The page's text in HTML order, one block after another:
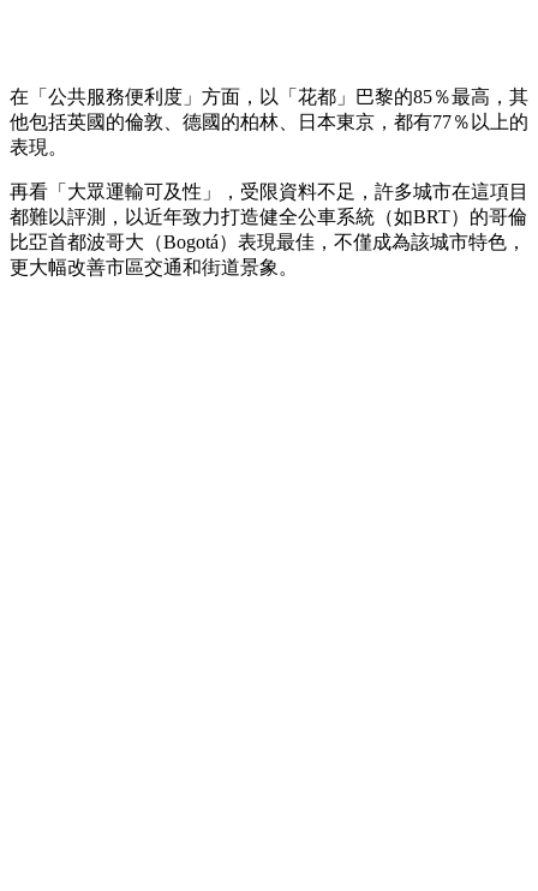
在「公共服務便利度」方面，以「花都」巴黎的85％最高，其
他包括英國的倫敦、德國的柏林、日本東京，都有77％以上的
表現。
再看「大眾運輸可及性」，受限資料不足，許多城市在這項目
都難以評測，以近年致力打造健全公車系統（如BRT）的哥倫
比亞首都波哥大（Bogotá）表現最佳，不僅成為該城市特色，
更大幅改善市區交通和街道景象。